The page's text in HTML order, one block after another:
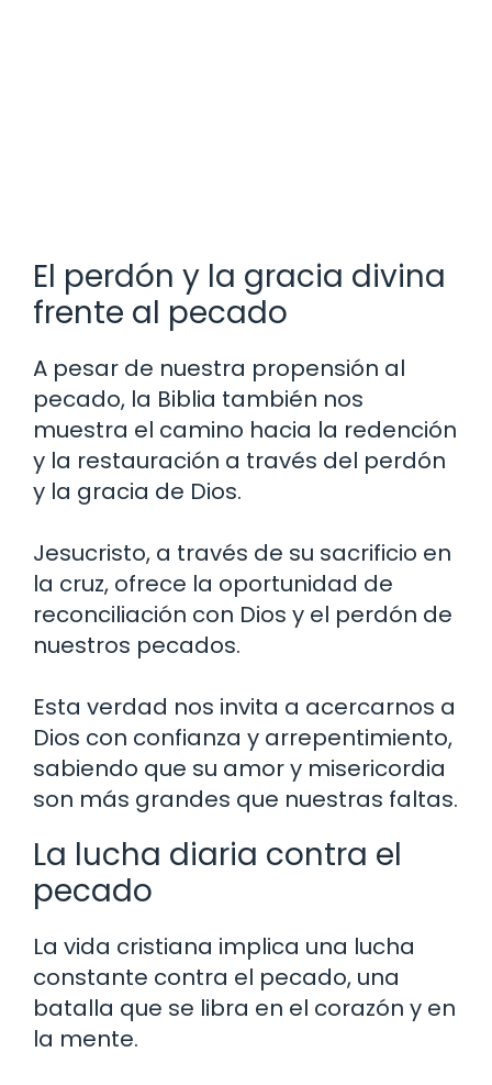
El perdón y la gracia divina
frente al pecado
A pesar de nuestra propensión al
pecado, la Biblia también nos
muestra el camino hacia la redención
y la restauración a través del perdón
y la gracia de Dios.
Jesucristo, a través de su sacrificio en
la cruz, ofrece la oportunidad de
reconciliación con Dios y el perdón de
nuestros pecados.
Esta verdad nos invita a acercarnos a
Dios con confianza y arrepentimiento,
sabiendo que su amor y misericordia
son más grandes que nuestras faltas.
La lucha diaria contra el
pecado
La vida cristiana implica una lucha
constante contra el pecado, una
batalla que se libra en el corazón y en
la mente.